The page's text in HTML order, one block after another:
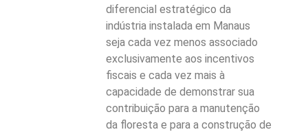
diferencial estratégico da
indústria instalada em Manaus
seja cada vez menos associado
exclusivamente aos incentivos
fiscais e cada vez mais à
capacidade de demonstrar sua
contribuição para a manutenção
da floresta e para a construção de